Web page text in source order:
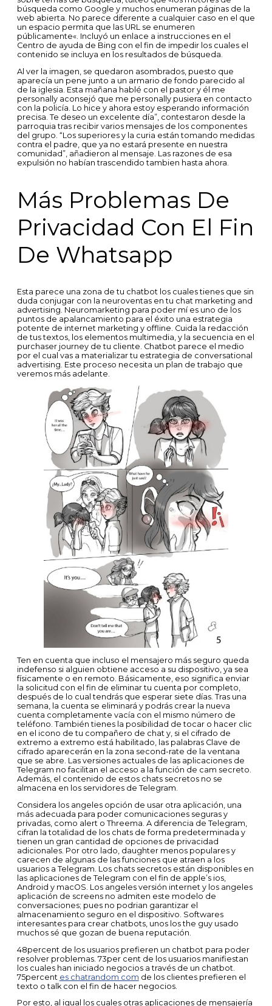
búsqueda como Google y muchos enumeran páginas de la
web abierta. No parece diferente a cualquier caso en el que
un espacio permita que las URL se enumeren
públicamente«. Incluyó un enlace a instrucciones en el
Centro de ayuda de Bing con el fin de impedir los cuales el
contenido se incluya en los resultados de búsqueda.
Al ver la imagen, se quedaron asombrados, puesto que
aparecía un pene junto a un armario de fondo parecido al
de la iglesia. Esta mañana hablé con el pastor y él me
personally aconsejó que me personally pusiera en contacto
con la policía. Lo hice y ahora estoy esperando información
precisa. Te deseo un excelente día”, contestaron desde la
parroquia tras recibir varios mensajes de los componentes
del grupo. “Los superiores y la curia están tomando medidas
contra el padre, que ya no estará presente en nuestra
comunidad”, añadieron al mensaje. Las razones de esa
expulsión no habían trascendido tambien hasta ahora.
Más Problemas De
Privacidad Con El Fin
De Whatsapp
Esta parece una zona de tu chatbot los cuales tienes que sin
duda conjugar con la neuroventas en tu chat marketing and
advertising. Neuromarketing para poder mí es uno de los
puntos de apalancamiento para el éxito una estrategia
potente de internet marketing y offline. Cuida la redacción
de tus textos, los elementos multimedia, y la secuencia en el
purchaser journey de tu cliente. Chatbot parece el medio
por el cual vas a materializar tu estrategia de conversational
advertising. Este proceso necesita un plan de trabajo que
veremos más adelante.
Ten en cuenta que incluso el mensajero más seguro queda
indefenso si alguien obtiene acceso a su dispositivo, ya sea
físicamente o en remoto. Básicamente, eso significa enviar
la solicitud con el fin de eliminar tu cuenta por completo,
después de lo cual tendrás que esperar siete días. Tras una
semana, la cuenta se eliminará y podrás crear la nueva
cuenta completamente vacía con el mismo número de
teléfono. También tienes la posibilidad de tocar o hacer clic
en el icono de tu compañero de chat y, si el cifrado de
extremo a extremo está habilitado, las palabras Clave de
cifrado aparecerán en la zona second-rate de la ventana
que se abre. Las versiones actuales de las aplicaciones de
Telegram no facilitan el acceso a la función de cam secreto.
Además, el contenido de estos chats secretos no se
almacena en los servidores de Telegram.
Considera los angeles opción de usar otra aplicación, una
más adecuada para poder comunicaciones seguras y
privadas, como alert o Threema. A diferencia de Telegram,
cifran la totalidad de los chats de forma predeterminada y
tienen un gran cantidad de opciones de privacidad
adicionales. Por otro lado, daughter menos populares y
carecen de algunas de las funciones que atraen a los
usuarios a Telegram. Los chats secretos están disponibles en
las aplicaciones de Telegram con el fin de apple’s ios,
Android y macOS. Los angeles versión internet y los angeles
aplicación de screens no admiten este modelo de
conversaciones; pues no podrian garantizar el
almacenamiento seguro en el dispositivo. Softwares
interesantes para crear chatbots, unos los the guy usado
muchos sé que gozan de buena reputación.
48percent de los usuarios prefieren un chatbot para poder
resolver problemas. 73per cent de los usuarios manifiestan
los cuales han iniciado negocios a través de un chatbot.
75percent es chatrandom com de los clientes prefieren el
texto o talk con el fin de hacer negocios.
Por esto, al igual los cuales otras aplicaciones de mensajería